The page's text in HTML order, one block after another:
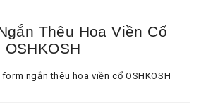
Thêu Hoa Viền Cổ
OSHKOSH
ngắn thêu hoa viền cổ OSHKOSH